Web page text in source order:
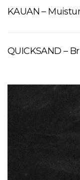
KAUAN –
QUICKSAND –